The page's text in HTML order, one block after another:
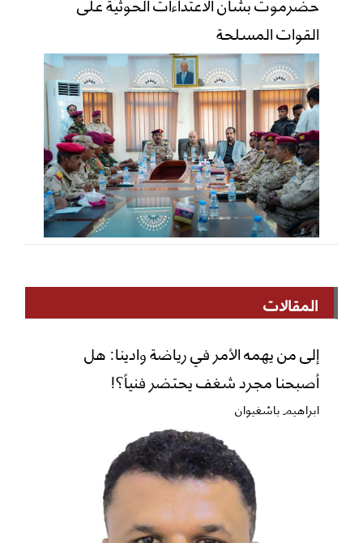
القوات المسلحة
المقالات
إلى من يهمه الأمر في رياضة وادينا: هل
أصبحنا مجرد شغف يحتضر فنياً؟!
ابراهيم باشغيوان